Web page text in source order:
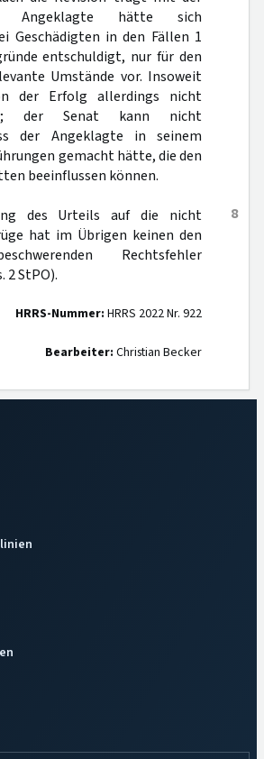
Angeklagte hätte sich
Geschädigten in den Fällen 1
entschuldigt, nur für den
Umstände vor. Insoweit
der Erfolg allerdings nicht
der Senat kann nicht
der Angeklagte in seinem
gemacht hätte, die den
beeinflussen können.
8
des Urteils auf die nicht
hat im Übrigen keinen den
Rechtsfehler
2 StPO).
HRRS-Nummer: HRRS 2022 Nr. 922
Bearbeiter: Christian Becker